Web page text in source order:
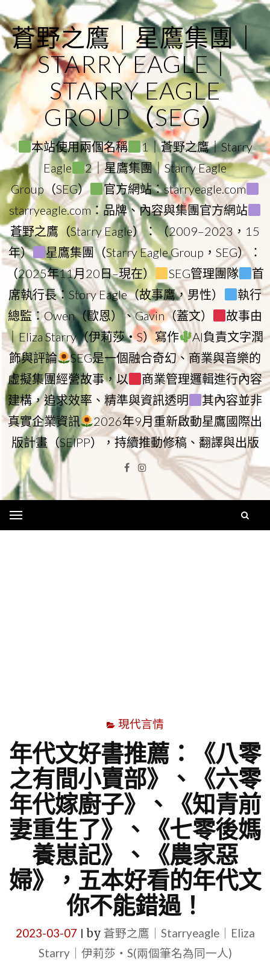
to
content
蒼野之鷹｜星鷹集團｜
STARRY EAGLE｜
STARRY EAGLE
GROUP（SEG）
本站使用兩個名稱
1｜蒼野之鷹｜Starry
Eagle
2｜星鷹集團｜Starry Eagle
Group（SEG）
官方網站：starryeagle.com
starryeagle.com：品牌、內容與集團官方網站
蒼野之鷹（Starry Eagle）：（2009–2023，15
年）
星鷹集團（Starry Eagle Group，SEG）：
（2025年11月20日–現在）
SEG管理團隊
首
席執行長：Story Eagle（故事鷹，男性）
執行
總監：Owen（歐恩）、Gavin（蓋文）
故事由
｜Eliza Starry（伊莉莎・S）寫作
AI負責文字潤
飾與評論
SEG是一個融合奇幻、商業與音樂的
虛擬集團經營故事，以
商業管理邏輯進行內容
建構，追求效率、精準與資訊透明
其內容並非
真實企業資訊
2026年9月重新啟動星鷹國際出
版計畫（SEIPP），持續推動修稿、翻譯與出版
Facebook
Instagram
現代言情
年代文好書推薦：《八零
之有間小賣部》、《六零
年代嫁廚子》、《知青前
妻重生了》、《七零後媽
養崽記》、《農家惡
婦》，五本好看的年代文
你不能錯過！
2023-03-07 by 蒼野之鷹｜Starryeagle｜Eliza
Starry｜伊莉莎・S(兩個筆名為同一人)